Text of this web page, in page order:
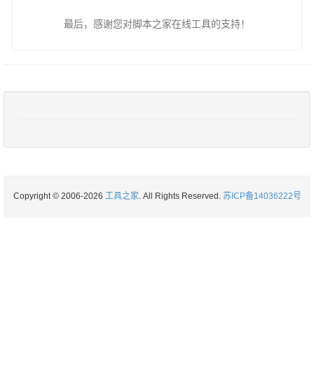
最后，感谢您对脚本之家在线工具的支持！
Copyright © 2006-2026 工具之家. All Rights Reserved. 苏ICP备14036222号